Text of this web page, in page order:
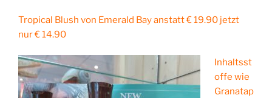
Tropical Blush von Emerald Bay anstatt € 19.90 jetzt
nur € 14.90
Inhaltsst
offe wie
Granatap